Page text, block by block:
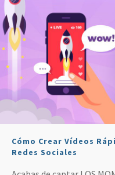
Cómo Crear Vídeos
Redes Sociales